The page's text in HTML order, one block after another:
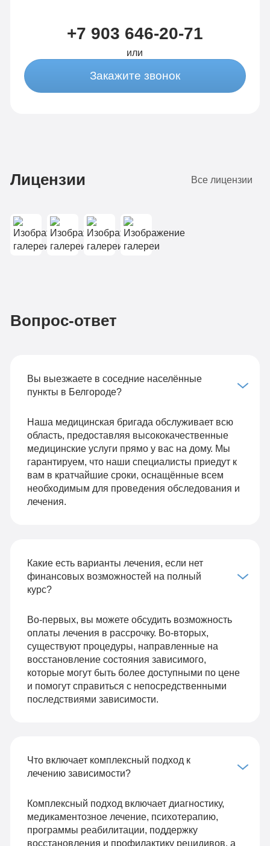
Отслеживание
динамики
динамики
от 3-х
+7 903 646-20-71
или
Закажите звонок
Лицензии Все лицензии
Вопрос-ответ
Вы выезжаете в соседние населённые
пункты в Белгороде?
Наша медицинская бригада обслуживает всю
область, предоставляя высококачественные
медицинские услуги прямо у вас на дому. Мы
гарантируем, что наши специалисты приедут к
вам в кратчайшие сроки, оснащённые всем
необходимым для проведения обследования и
лечения.
Какие есть варианты лечения, если нет
финансовых возможностей на полный
курс?
Во-первых, вы можете обсудить возможность
оплаты лечения в рассрочку. Во-вторых,
существуют процедуры, направленные на
восстановление состояния зависимого,
которые могут быть более доступными по цене
и помогут справиться с непосредственными
последствиями зависимости.
Что включает комплексный подход к
лечению зависимости?
Комплексный подход включает диагностику,
медикаментозное лечение, психотерапию,
программы реабилитации, поддержку
восстановления и профилактику рецидивов, а